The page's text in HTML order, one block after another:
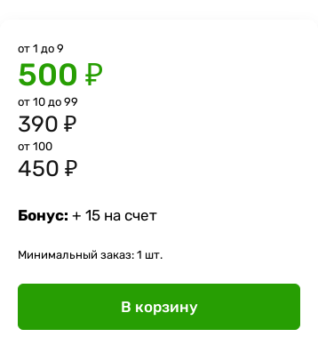
от 1 до 9
500 ₽
от 10 до 99
390 ₽
от 100
450 ₽
Бонус: + 15 на счет
Минимальный заказ: 1 шт.
В корзину